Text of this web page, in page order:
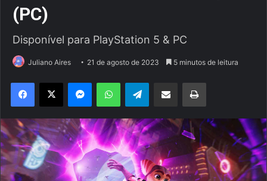
(PC)
Disponível para PlayStation 5 & PC
Juliano Aires 21 de agosto de 2023 5 minutos de leitura